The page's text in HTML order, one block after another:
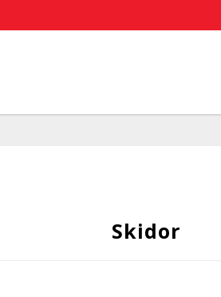
Skidor